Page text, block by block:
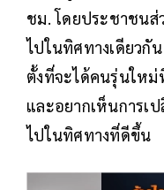
ชม. โดยประชาชน
ไปในทิศทางเดียวกั
ตั้งที่จะได้คนรุ่นให
และอยากเห็นการเ
ไปในทิศทางที่ดีขึ้น